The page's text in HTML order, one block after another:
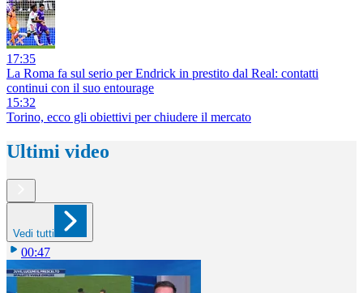
17:35
La Roma fa sul serio per Endrick in prestito dal Real: contatti
continui con il suo entourage
15:32
Torino, ecco gli obiettivi per chiudere il mercato
Ultimi video
Vedi tutti
00:47